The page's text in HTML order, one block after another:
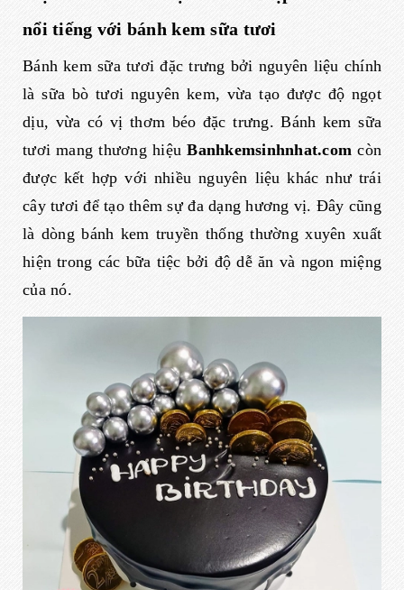
nổi tiếng với bánh kem sữa tươi
Bánh kem sữa tươi đặc trưng bởi nguyên liệu chính
là sữa bò tươi nguyên kem, vừa tạo được độ ngọt
dịu, vừa có vị thơm béo đặc trưng. Bánh kem sữa
tươi mang thương hiệuBanhkemsinhnhat.com còn
được kết hợp với nhiều nguyên liệu khác như trái
cây tươi để tạo thêm sự đa dạng hương vị. Đây cũng
là dòng bánh kem truyền thống thường xuyên xuất
hiện trong các bữa tiệc bởi độ dễ ăn và ngon miệng
của nó.